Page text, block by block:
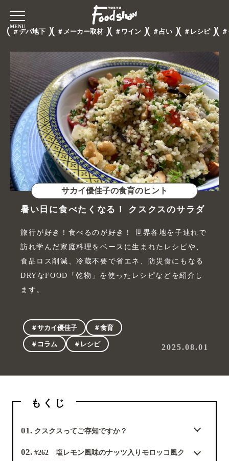
＃デパ地下 ＃メーカー取材 ＃ワイン ＃占い ＃レシピ
サカイ優佳子の食育のヒント
暑い日に食べたくなる！ クスクスのサラダ
旅行が好き！食べるのが好き！ 世界各地を子連れで
訪れ学んだ家庭料理をベースに生まれたレシピや、
食品ロス削減、冷蔵不要で省エネ、防災食にもなる
DRYなFOOD「乾物」を使ったレシピなどを紹介し
ます。
＃サカイ優佳子 ＃食育
＃コラム ＃レシピ 2025.08.01
もくじ
01. クスクスってご存知ですか？
02. #262 塩レモン風味のナッツ入りモロッコ風ク